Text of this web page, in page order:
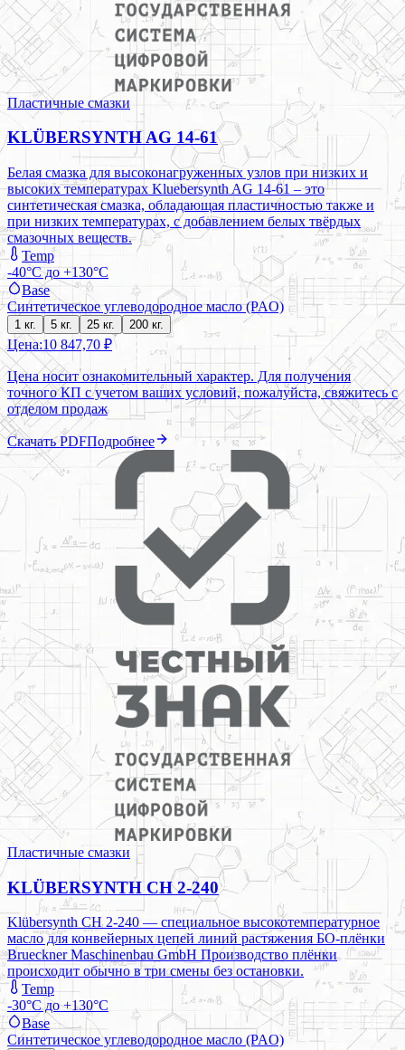
Пластичные смазки
KLÜBERSYNTH AG 14-61
Белая смазка для высоконагруженных узлов при низких и
высоких температурах Kluebersynth AG 14-61 – это
синтетическая смазка, обладающая пластичностью также и
при низких температурах, с добавлением белых твёрдых
смазочных веществ.
Temp
-40°C до +130°C
Base
Синтетическое углеводородное масло (PAO)
1 кг. 5 кг. 25 кг. 200 кг.
Цена:10 847,70 ₽
Цена носит ознакомительный характер. Для получения
точного КП с учетом ваших условий, пожалуйста, свяжитесь с
отделом продаж
Скачать PDFПодробнее
Пластичные смазки
KLÜBERSYNTH CH 2-240
Klübersynth CH 2-240 — специальное высокотемпературное
масло для конвейерных цепей линий растяжения БО-плёнки
Brueckner Maschinenbau GmbH Производство плёнки
происходит обычно в три смены без остановки.
Temp
-30°C до +130°C
Base
Синтетическое углеводородное масло (PAO)